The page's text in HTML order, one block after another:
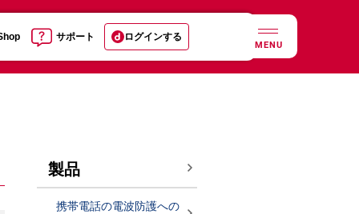
サポート ログインする
MENU
製品
携帯電話の電波防護への